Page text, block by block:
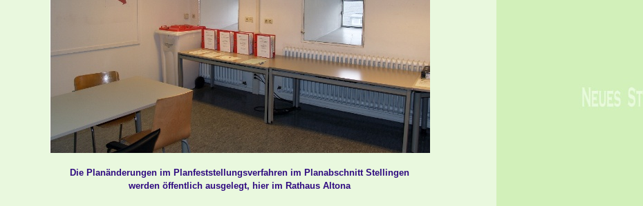
Die Planänderungen im Planfeststellungsverfahren im Planabschnitt Stellingen
werden öffentlich ausgelegt, hier im Rathaus Altona